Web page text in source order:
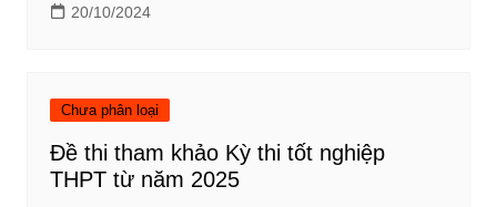
20/10/2024
Chưa phân loại
Đề thi tham khảo Kỳ thi tốt nghiệp
THPT từ năm 2025